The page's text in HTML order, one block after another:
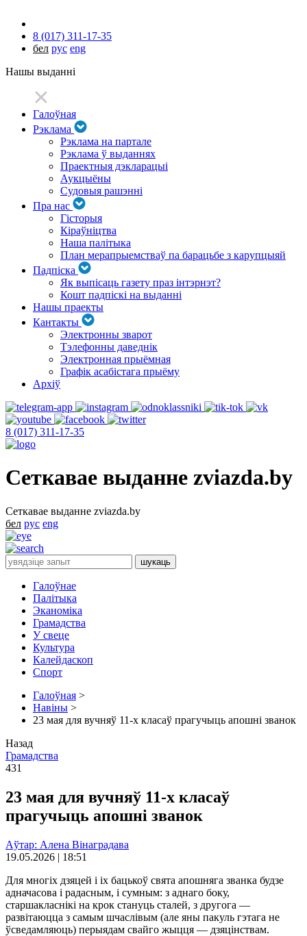
8 (017) 311-17-35
бел рус eng
Нашы выданні
Галоўная
Рэклама
Рэклама на партале
Рэклама ў выданнях
Праектныя дэкларацыі
Аукцыёны
Судовыя рашэнні
Пра нас
Гісторыя
Кіраўніцтва
Наша палітыка
План мерапрыемстваў па барацьбе з карупцыяй
Падпіска
Як выпісаць газету праз інтэрнэт?
Кошт падпіскі на выданні
Нашы праекты
Кантакты
Электронны зварот
Тэлефонны даведнік
Электронная прыёмная
Графік асабістага прыёму
Архіў
8 (017) 311-17-35
Сеткавае выданне zviazda.by
Сеткавае выданне zviazda.by
бел рус eng
Галоўнае
Палітыка
Эканоміка
Грамадства
У свеце
Культура
Калейдаскоп
Спорт
Галоўная >
Навіны >
23 мая для вучняў 11-х класаў прагучыць апошні званок
Назад
Грамадства
431
23 мая для вучняў 11-х класаў
прагучыць апошні званок
Аўтар: Алена Вінаградава
19.05.2026 | 18:51
Для многіх дзяцей і іх бацькоў свята апошняга званка будзе
адначасова і радасным, і сумным: з аднаго боку,
старшакласнікі на крок стануць сталей, з другога —
развітаюцца з самым шчаслівым (але яны пакуль гэтага не
ўсведамляюць) перыядам свайго жыцця — дзяцінствам.